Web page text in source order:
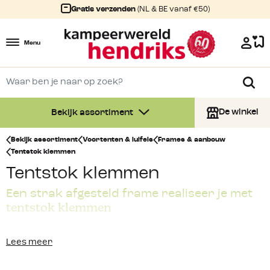
Gratis verzenden (NL & BE vanaf €50)
Menu
Bekijk assortiment De winkel
Bekijk assortiment Voortenten & luifels
Frames & aanbouw
Tentstok klemmen
Tentstok klemmen
Een strak afgesteld frame realiseer je met
tentstok klemmen
Lees meer